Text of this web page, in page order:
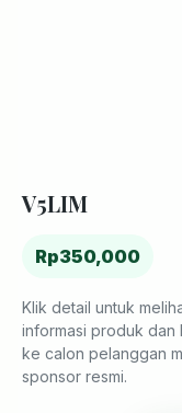
V5LIM
Rp350,000
Klik detail untuk
informasi produk dan
ke calon pelanggan
sponsor resmi.